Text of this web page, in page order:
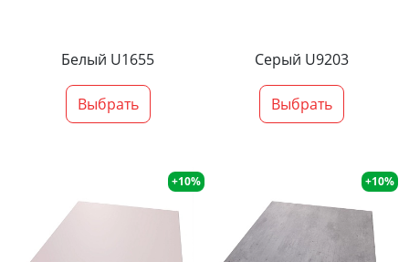
Белый U1655
Выбрать
Серый U9203
Выбрать
+10% +10%